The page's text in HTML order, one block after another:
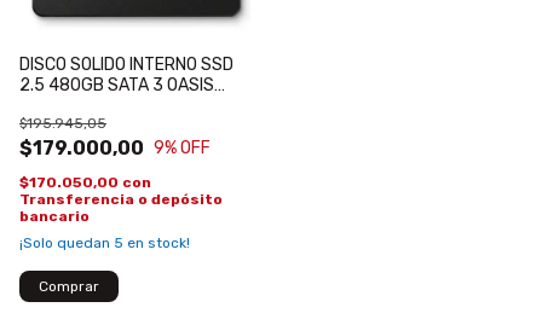
DISCO SOLIDO INTERNO SSD
2.5 480GB SATA 3 OASIS
SATAIII480GB
$179.000,00
$195.945,05
9% OFF
$170.050,00 con
Transferencia o depósito
bancario
¡Solo quedan 5 en stock!